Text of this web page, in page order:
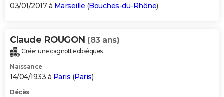
03/01/2017 à Marseille (Bouches-du-Rhône)
Claude ROUGON (83 ans)
Créer une cagnotte obsèques
Naissance
14/04/1933 à Paris (Paris)
Décès